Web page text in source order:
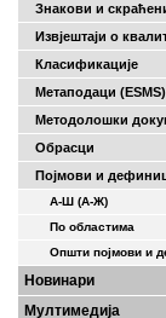
Знакови и
Извјештаји о
Класификације
Метаподаци (ESMS)
Методолошки
Обрасци
Појмови и
А-Ш (A-Ж)
По областима
Општи појмови и
Новинари
Мултимедија